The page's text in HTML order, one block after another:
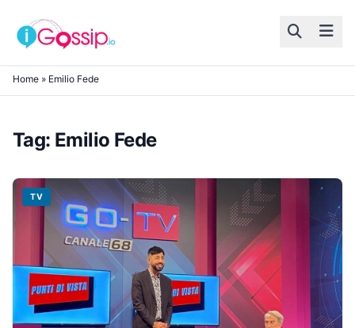
Skip to content
Home » Emilio Fede
Tag: Emilio Fede
TV